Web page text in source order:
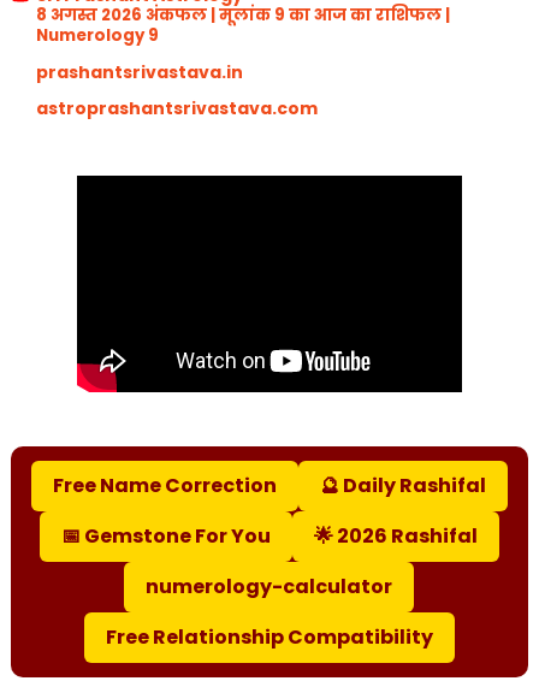
8 अगस्त 2026 अंकफल | मूलांक 9 का आज का राशिफल |
Numerology 9
prashantsrivastava.in
astroprashantsrivastava.com
Free Name Correction
🔮 Daily Rashifal
📅 Gemstone For You
🌟 2026 Rashifal
numerology-calculator
Free Relationship Compatibility